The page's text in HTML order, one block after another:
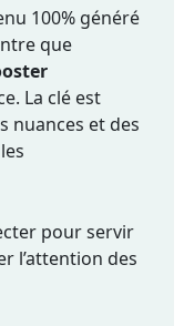
100% généré
que
La clé est
nuances et des
pour servir
l’attention des